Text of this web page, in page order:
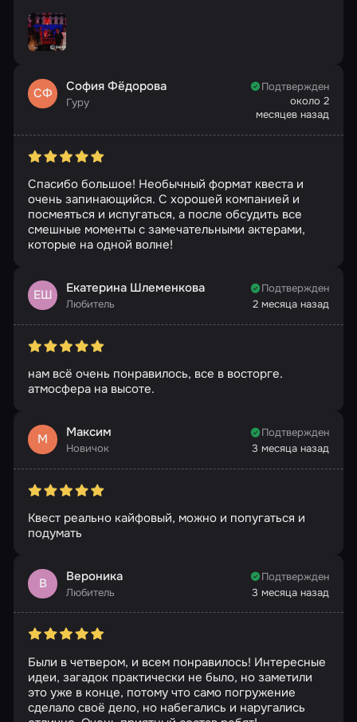
СФ София Фёдорова
Гуру
Подтвержден
около 2
месяцев назад
Спасибо большое! Необычный формат квеста и
очень запинающийся. С хорошей компанией и
посмеяться и испугаться, а после обсудить все
смешные моменты с замечательными актерами,
которые на одной волне!
ЕШ Екатерина Шлеменкова
Любитель
Подтвержден
2 месяца назад
нам всё очень понравилось, все в восторге.
атмосфера на высоте.
М Максим
Новичок
Подтвержден
3 месяца назад
Квест реально кайфовый, можно и попугаться и
подумать
В Вероника
Любитель
Подтвержден
3 месяца назад
Были в четвером, и всем понравилось! Интересные
идеи, загадок практически не было, но заметили
это уже в конце, потому что само погружение
сделало своё дело, но набегались и наругались